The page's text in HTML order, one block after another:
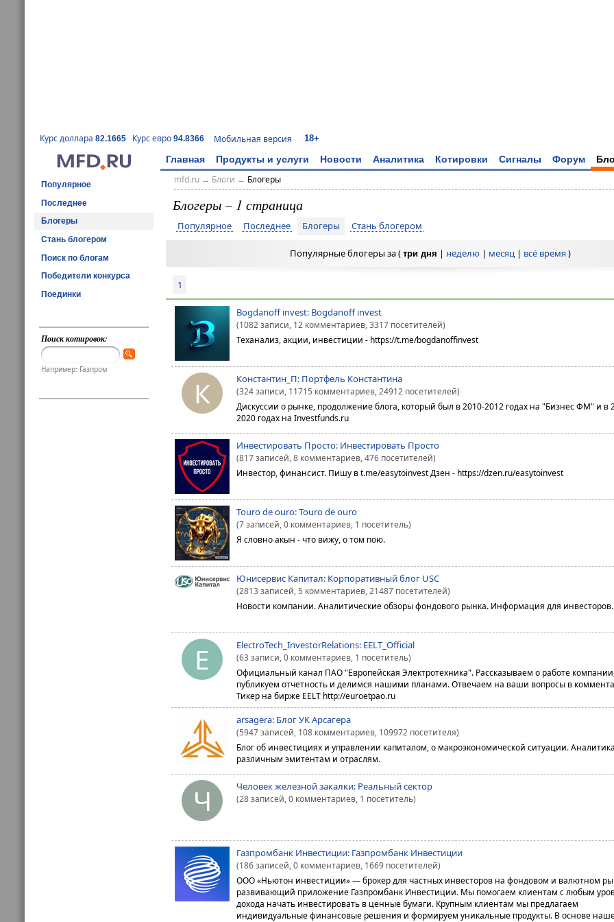
Курс доллара 82.1665 Курс евро 94.8366 Мобильная версия 18+
Главная Продукты и услуги Новости Аналитика Котировки Сигналы Форум
Популярное
Последнее
Блогеры
Стань блогером
Поиск по блогам
Победители конкурса
Поединки
Поиск котировок:
Например: Газпром
mfd.ru→ Блоги → Блогеры
Блогеры – 1 страница
Популярное Последнее Блогеры Стань блогером
Популярные блогеры за ( три дня | неделю | месяц | всё время)
1
Bogdanoff invest: Bogdanoff invest
(1082 записи, 12 комментариев, 3317 посетителей)
Теханализ, акции, инвестиции - https://t.me/bogdanoffinvest
К Константин_П: Портфель Константина
(324 записи, 11715 комментариев, 24912 посетителей)
Дискуссии о рынке, продолжение блога, который был в 2010-2012 годах на "Бизнес ФМ" и в
2020 годах на Investfunds.ru
Инвестировать Просто: Инвестировать Просто
(817 записей, 8 комментариев, 476 посетителей)
Инвестор, финансист. Пишу в t.me/easytoinvest Дзен - https://dzen.ru/easytoinvest
Touro de ouro: Touro de ouro
(7 записей, 0 комментариев, 1 посетитель)
Я словно акын - что вижу, о том пою.
Юнисервис Капитал: Корпоративный блог USC
(2813 записей, 5 комментариев, 21487 посетителей)
Новости компании. Аналитические обзоры фондового рынка. Информация для инвесторов.
E ElectroTech_InvestorRelations: EELT_Official
(63 записи, 0 комментариев, 1 посетитель)
Официальный канал ПАО "Европейская Электротехника". Рассказываем о работе
публикуем отчетность и делимся нашими планами. Отвечаем на ваши вопросы в
Тикер на бирже EELT http://euroetpao.ru
arsagera: Блог УК Арсагера
(5947 записей, 108 комментариев, 109972 посетителя)
Блог об инвестициях и управлении капиталом, о макроэкономической ситуации.
различным эмитентам и отраслям.
Ч Человек железной закалки: Реальный сектор
(28 записей, 0 комментариев, 1 посетитель)
Газпромбанк Инвестиции: Газпромбанк Инвестиции
(186 записей, 0 комментариев, 1669 посетителей)
ООО «Ньютон инвестиции» — брокер для частных инвесторов на фондовом и валютном
развивающий приложение Газпромбанк Инвестиции. Мы помогаем клиентам с любым
дохода начать инвестировать в ценные бумаги. Крупным клиентам мы предлагаем
индивидуальные финансовые решения и формируем уникальные продукты. В основе